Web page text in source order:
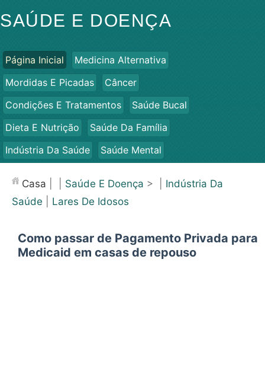
SAÚDE E DOENÇA
Página Inicial
Medicina Alternativa
Mordidas E Picadas
Câncer
Condições E Tratamentos
Saúde Bucal
Dieta E Nutrição
Saúde Da Família
Indústria Da Saúde
Saúde Mental
Saúde
Casa Saúde E Doença > | Indústria Da
Saúde
Lares De Idosos
Como passar de Pagamento Privada para
Medicaid em casas de repouso